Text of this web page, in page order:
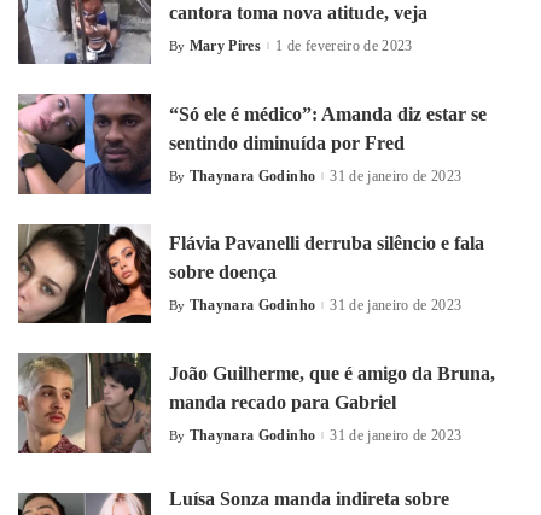
cantora toma nova atitude, veja
By Mary Pires 1 de fevereiro de 2023
“Só ele é médico”: Amanda diz estar se
sentindo diminuída por Fred
By Thaynara Godinho 31 de janeiro de 2023
Flávia Pavanelli derruba silêncio e fala
sobre doença
By Thaynara Godinho 31 de janeiro de 2023
João Guilherme, que é amigo da Bruna,
manda recado para Gabriel
By Thaynara Godinho 31 de janeiro de 2023
Luísa Sonza manda indireta sobre